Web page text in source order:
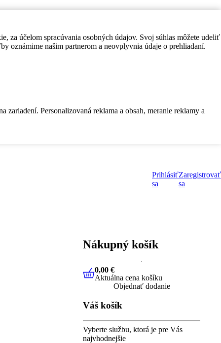
za účelom spracúvania osobných údajov. Svoj súhlas môžete udeliť
oznámime našim partnerom a neovplyvnia údaje o prehliadaní.
Personalizovaná reklama a obsah, meranie reklamy a
Prihlásiť
sa
Zaregistrovať
sa
Nákupný košík
0,00 €Aktuálna cena košíku
0,00 €
Aktuálna cena košíku
Objednať dodanie
Váš košík
Vyberte službu, ktorá je pre Vás
najvhodnejšie